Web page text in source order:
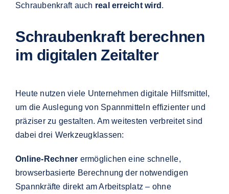
Schraubenkraft auch real erreicht wird .
Schraubenkraft berechnen
im digitalen Zeitalter
Heute nutzen viele Unternehmen digitale Hilfsmittel,
um die Auslegung von Spannmitteln effizienter und
präziser zu gestalten. Am weitesten verbreitet sind
dabei drei Werkzeugklassen:
Online-Rechner ermöglichen eine schnelle,
browserbasierte Berechnung der notwendigen
Spannkräfte direkt am Arbeitsplatz – ohne